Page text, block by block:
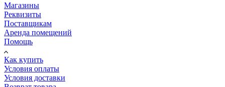
Магазины
Реквизиты
Поставщикам
Аренда помещений
Помощь
Как купить
Условия оплаты
Условия доставки